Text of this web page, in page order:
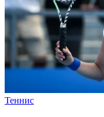
Теннис